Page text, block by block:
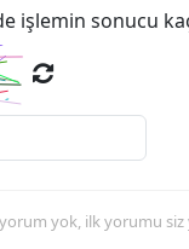
işlemin sonucu
yok, ilk yorumu siz